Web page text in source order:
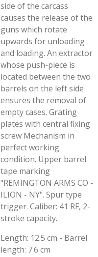
side of the carcass
causes the release of the
guns which rotate
upwards for unloading
and loading. An extractor
whose push-piece is
located between the two
barrels on the left side
ensures the removal of
empty cases. Grating
plates with central fixing
screw Mechanism in
perfect working
condition. Upper barrel
tape marking
"REMINGTON ARMS CO -
ILION - NY". Spur type
trigger. Caliber: 41 RF, 2-
stroke capacity.
Length: 12.5 cm - Barrel
length: 7.6 cm